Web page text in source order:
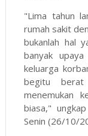
"Lima tahun
rumah sakit
bukanlah hal
banyak
keluarga
begitu
menemukan
biasa,"
Senin (26/10/